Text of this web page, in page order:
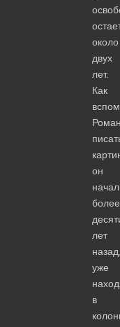
около
двух
лет.
Как
он
начал
более
лет
уже
в